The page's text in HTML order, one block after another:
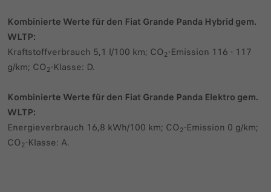
Kombinierte Werte für den Fiat Grande Panda Hybrid gem.
WLTP:
Kraftstoffverbrauch 5,1 l/100 km; CO2-Emission 116 - 117
g/km; CO2-Klasse: D.
Kombinierte Werte für den Fiat Grande Panda Elektro gem.
WLTP:
Energieverbrauch 16,8 kWh/100 km; CO2-Emission 0 g/km;
CO2-Klasse: A.